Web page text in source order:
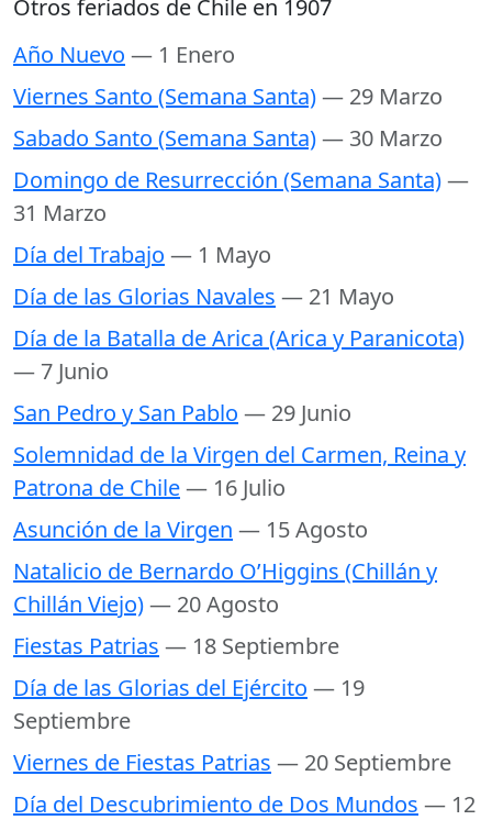
Otros feriados de Chile en 1907
Año Nuevo — 1 Enero
Viernes Santo (Semana Santa)— 29 Marzo
Sabado Santo (Semana Santa)— 30 Marzo
Domingo de Resurrección (Semana Santa)—
31 Marzo
Día del Trabajo — 1 Mayo
Día de las Glorias Navales — 21 Mayo
Día de la Batalla de Arica (Arica y Paranicota)
— 7 Junio
San Pedro y San Pablo — 29 Junio
Solemnidad de la Virgen del Carmen, Reina y
Patrona de Chile— 16 Julio
Asunción de la Virgen — 15 Agosto
Natalicio de Bernardo O’Higgins (Chillán y
Chillán Viejo)— 20 Agosto
Fiestas Patrias — 18 Septiembre
Día de las Glorias del Ejército — 19
Septiembre
Viernes de Fiestas Patrias — 20 Septiembre
Día del Descubrimiento de Dos Mundos — 12